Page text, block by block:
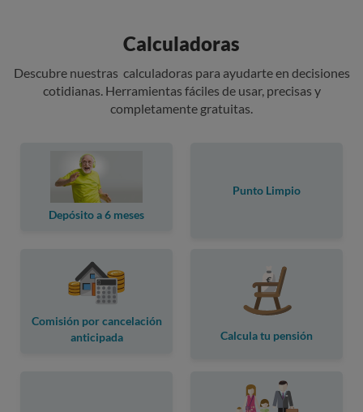
Calculadoras
Descubre nuestras calculadoras para ayudarte en decisiones
cotidianas. Herramientas fáciles de usar, precisas y
completamente gratuitas.
Depósito a 6 meses
Punto Limpio
Comisión por cancelación
anticipada
Calcula tu pensión